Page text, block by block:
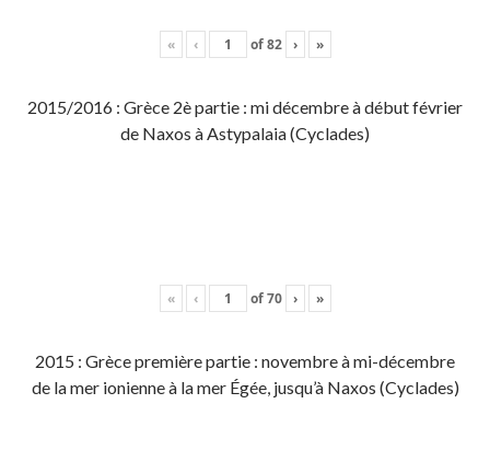
« ‹ of82 › »
2015/2016 : Grèce 2è partie : mi décembre à début février
de Naxos à Astypalaia (Cyclades)
« ‹ of70 › »
2015 : Grèce première partie : novembre à mi-décembre
de la mer ionienne à la mer Égée, jusqu’à Naxos (Cyclades)